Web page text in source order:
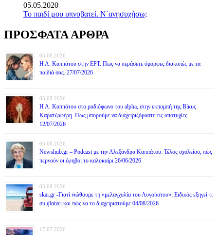
05.05.2020
Το παιδί μου υπνοβατεί. Ν΄ανησυχήσω;
ΠΡΟΣΦΑΤΑ ΑΡΘΡΑ
05.08.2026
Η Α. Καππάτου στην ΕΡΤ. Πως να περάσετε όμορφες διακοπές με τα
παιδιά σας. 27/07/2026
05.08.2026
Η Α. Καππάτου στο ραδιόφωνο του alpha, στην εκπομπή της Βίκυς
Καρατζαφέρη. Πως μπορούμε να διαχειριζόμαστε τις αποτυχίες
12/07/2026
05.08.2026
Newshub.gr – Podcast με την Αλεξάνδρα Καππάτου: Τέλος σχολείου, πώς
περνούν οι έφηβοι το καλοκαίρι 26/06/2026
05.08.2026
skai.gr -Γιατί νιώθουμε τη «μελαγχολία του Αυγούστου»; Ειδικός εξηγεί τι
συμβαίνει και πώς να το διαχειριστούμε 04/08/2026
17.07.2026